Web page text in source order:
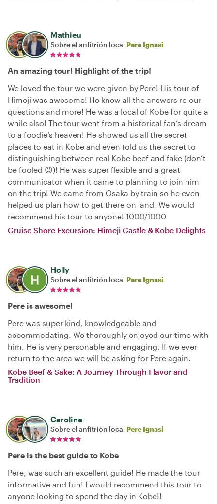
Mathieu
Sobre el anfitrión local Pere Ignasi
An amazing tour! Highlight of the trip!
We loved the tour we were given by Pere! His tour of
Himeji was awesome! He knew all the answers ro our
questions and more! He was a local of Kobe for quite a
while also! The tour went from a historical fan’s dream
to a foodie’s heaven! He showed us all the secret
places to eat in Kobe and even told us the secret to
distinguishing between real Kobe beef and fake (don’t
be fooled 😉)! He was super flexible and a great
communicator when it came to planning to join him
on the trip! We came from Osaka by train so he even
helped us plan how to get there on land! We would
recommend his tour to anyone! 1000/1000
Cruise Shore Excursion: Himeji Castle & Kobe Delights
Holly
Sobre el anfitrión local Pere Ignasi
Pere is awesome!
Pere was super kind, knowledgeable and
accommodating. We thoroughly enjoyed our time with
him. He is very personable and engaging. If we ever
return to the area we will be asking for Pere again.
Kobe Beef & Sake: A Journey Through Flavor and
Tradition
Caroline
Sobre el anfitrión local Pere Ignasi
Pere is the best guide to Kobe
Pere, was such an excellent guide! He made the tour
informative and fun! I would recommend this tour to
anyone looking to spend the day in Kobe!!